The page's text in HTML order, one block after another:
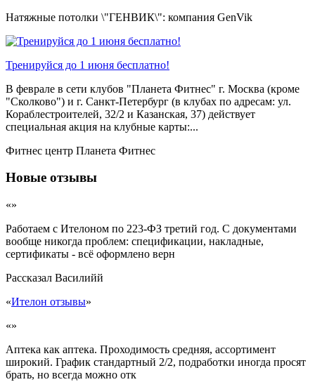
Натяжные потолки \"ГЕНВИК\": компания GenVik
Тренируйся до 1 июня бесплатно!
В феврале в сети клубов "Планета Фитнес" г. Москва (кроме
"Сколково") и г. Санкт-Петербург (в клубах по адресам: ул.
Кораблестроителей, 32/2 и Казанская, 37) действует
специальная акция на клубные карты:...
Фитнес центр Планета Фитнес
Новые отзывы
«»
Работаем с Ителоном по 223-ФЗ третий год. С документами
вообще никогда проблем: спецификации, накладные,
сертификаты - всё оформлено верн
Рассказал Василийй
«Ителон отзывы»
«»
Аптека как аптека. Проходимость средняя, ассортимент
широкий. График стандартный 2/2, подработки иногда просят
брать, но всегда можно отк